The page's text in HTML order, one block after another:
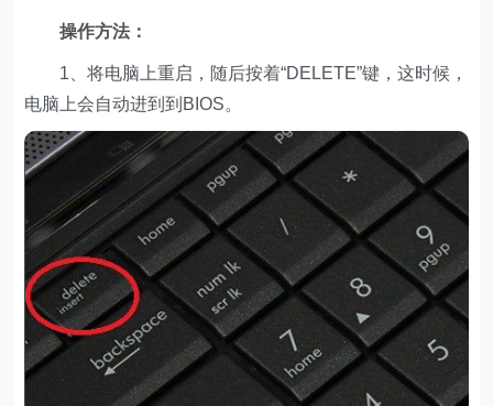
操作方法：
1、将电脑上重启，随后按着“DELETE”键，这时候，
电脑上会自动进到到BIOS。